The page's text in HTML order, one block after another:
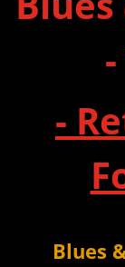
-
Blues